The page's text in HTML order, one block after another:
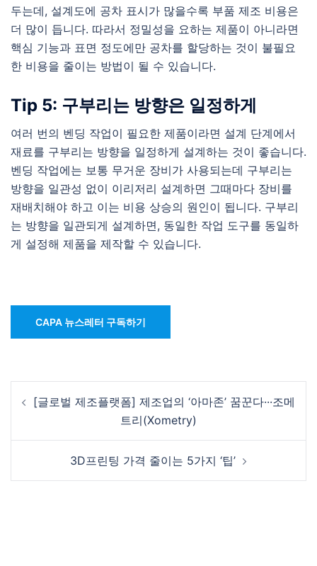
두는데, 설계도에 공차 표시가 많을수록 부품 제조 비용은
더 많이 듭니다. 따라서 정밀성을 요하는 제품이 아니라면
핵심 기능과 표면 정도에만 공차를 할당하는 것이 불필요
한 비용을 줄이는 방법이 될 수 있습니다.
Tip 5: 구부리는 방향은 일정하게
여러 번의 벤딩 작업이 필요한 제품이라면 설계 단계에서
재료를 구부리는 방향을 일정하게 설계하는 것이 좋습니다.
벤딩 작업에는 보통 무거운 장비가 사용되는데 구부리는
방향을 일관성 없이 이리저리 설계하면 그때마다 장비를
재배치해야 하고 이는 비용 상승의 원인이 됩니다. 구부리
는 방향을 일관되게 설계하면, 동일한 작업 도구를 동일하
게 설정해 제품을 제작할 수 있습니다.
CAPA 뉴스레터 구독하기
navigation
[글로벌 제조플랫폼] 제조업의 ‘아마존’ 꿈꾼다···조메
트리(Xometry)
3D프린팅 가격 줄이는 5가지 ‘팁’